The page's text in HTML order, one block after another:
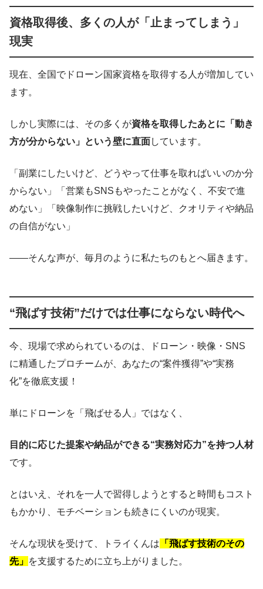
資格取得後、多くの人が「止まってしまう」
現実
現在、全国でドローン国家資格を取得する人が増加してい
ます。
しかし実際には、その多くが資格を取得したあとに「動き
方が分からない」という壁に直面しています。
「副業にしたいけど、どうやって仕事を取ればいいのか分
からない」「営業もSNSもやったことがなく、不安で進
めない」「映像制作に挑戦したいけど、クオリティや納品
の自信がない」
――そんな声が、毎月のように私たちのもとへ届きます。
“飛ばす技術”だけでは仕事にならない時代へ
今、現場で求められているのは、ドローン・映像・SNS
に精通したプロチームが、あなたの“案件獲得”や“実務
化”を徹底支援！
単にドローンを「飛ばせる人」ではなく、
目的に応じた提案や納品ができる“実務対応力”を持つ人材
です。
とはいえ、それを一人で習得しようとすると時間もコスト
もかかり、モチベーションも続きにくいのが現実。
そんな現状を受けて、トライくんは 「飛ばす技術のその
先」 を支援するために立ち上がりました。